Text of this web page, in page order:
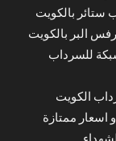
بالكويت
البر بالكويت
للسرداب
الكويت
ممتازة